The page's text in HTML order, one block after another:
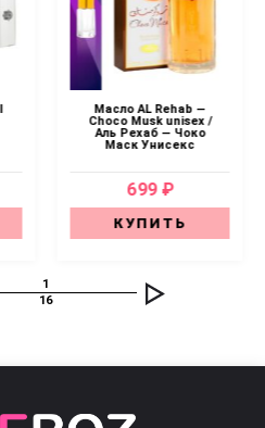
Масло AL Rehab —
Choco Musk unisex /
Аль Рехаб — Чоко
Маск Унисекс
699 ₽
КУПИТЬ
1
16